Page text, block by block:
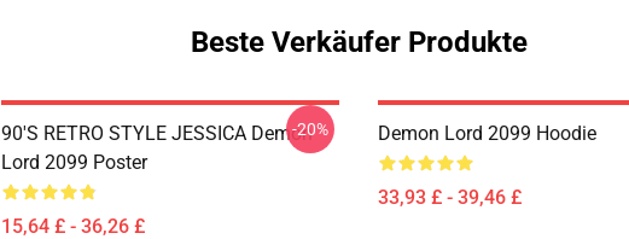
Beste Verkäufer Produkte
90'S RETRO STYLE JESSICA Demon
Lord 2099 Poster
15,64 £ - 36,26 £
-20% Demon Lord 2099 Hoodie
33,93 £ - 39,46 £